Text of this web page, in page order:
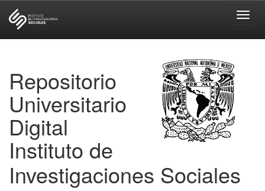
Repositorio
Universitario
Digital
Instituto de
Investigaciones Sociales